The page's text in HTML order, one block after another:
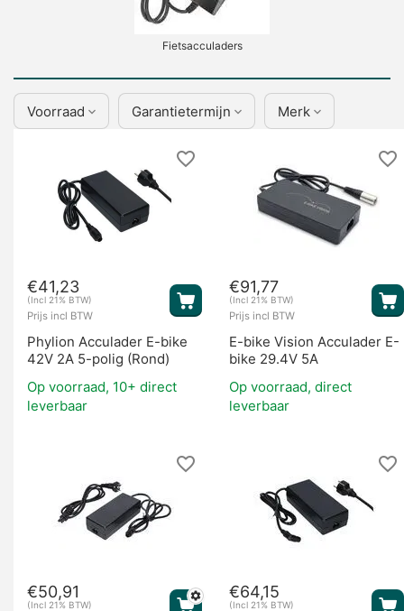
Fietsacculaders
Fietsaccu's
Voorraad Garantietermijn Merk
€41,23
(Incl 21% BTW)
Prijs incl BTW
Phylion Acculader E-bike
42V 2A 5-polig (Rond)
Op voorraad, 10+ direct
leverbaar
€91,77
(Incl 21% BTW)
Prijs incl BTW
E-bike Vision Acculader E-
bike 29.4V 5A
Op voorraad, direct
leverbaar
€50,91
(Incl 21% BTW)
€64,15
(Incl 21% BTW)